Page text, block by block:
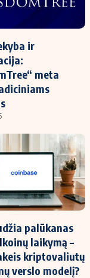
ir
meta
palūkanas
laikymą –
kriptovaliutų
verslo modelį?